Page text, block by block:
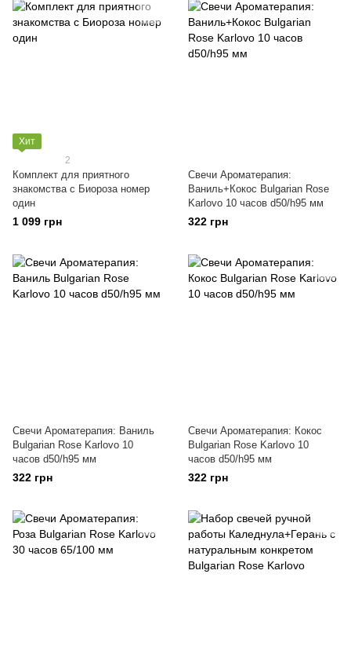
Хит
2
Комплект для приятного
знакомства с Биороза номер
один
1 099 грн
Свечи Ароматерапия:
Ваниль+Кокос Bulgarian Rose
Karlovo 10 часов d50/h95 мм
322 грн
Свечи Ароматерапия: Ваниль
Bulgarian Rose Karlovo 10
часов d50/h95 мм
322 грн
Свечи Ароматерапия: Кокос
Bulgarian Rose Karlovo 10
часов d50/h95 мм
322 грн